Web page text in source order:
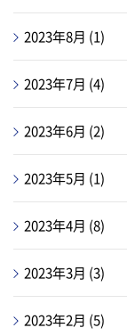
2023年8月 (1)
2023年7月 (4)
2023年6月 (2)
2023年5月 (1)
2023年4月 (8)
2023年3月 (3)
2023年2月 (5)